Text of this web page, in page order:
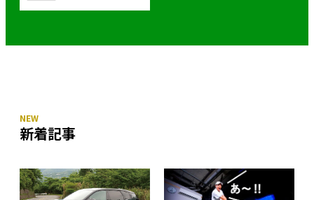
新着記事